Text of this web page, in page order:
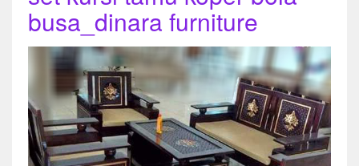
busa_dinara furniture